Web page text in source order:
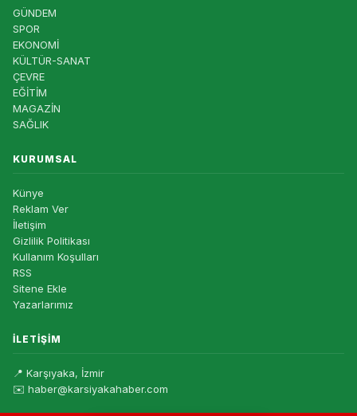
GÜNDEM
SPOR
EKONOMİ
KÜLTÜR-SANAT
ÇEVRE
EĞİTİM
MAGAZİN
SAĞLIK
KURUMSAL
Künye
Reklam Ver
İletişim
Gizlilik Politikası
Kullanım Koşulları
RSS
Sitene Ekle
Yazarlarımız
İLETIŞIM
📍 Karşıyaka, İzmir
✉️ haber@karsiyakahaber.com